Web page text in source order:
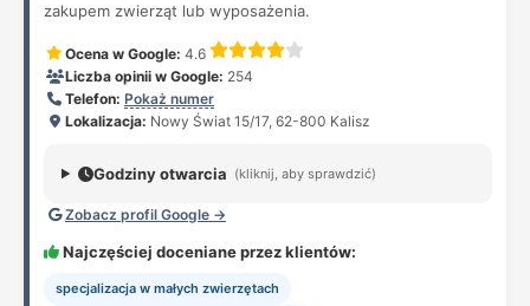
zakupem zwierząt lub wyposażenia.
Ocena w Google: 4.6
Liczba opinii w Google: 254
Telefon: Pokaż numer
Lokalizacja: Nowy Świat 15/17, 62-800 Kalisz
Godziny otwarcia (kliknij, aby sprawdzić)
Zobacz profil Google →
Najczęściej doceniane przez klientów:
specjalizacja w małych zwierzętach